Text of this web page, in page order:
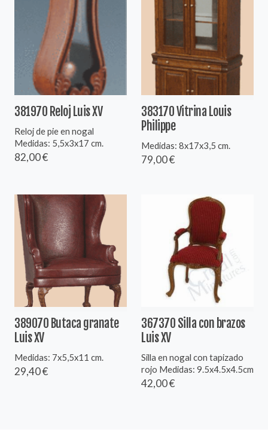
381970 Reloj Luis XV
Reloj de pie en nogal
Medidas: 5,5x3x17 cm.
82,00 €
383170 Vitrina Louis
Philippe
Medidas: 8x17x3,5 cm.
79,00 €
389070 Butaca granate
Luis XV
Medidas: 7x5,5x11 cm.
29,40 €
367370 Silla con brazos
Luis XV
Silla en nogal con tapizado
rojo Medidas: 9.5x4.5x4.5cm
42,00 €